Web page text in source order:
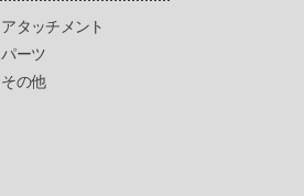
アタッチメント
パーツ
その他